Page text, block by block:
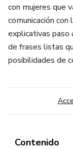
con mujeres que
comunicación
explicativas paso
de frases listas
posibilidades de
Contenido